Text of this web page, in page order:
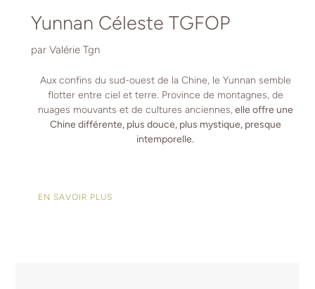
Yunnan Céleste TGFOP
par Valérie Tgn
Aux confins du sud-ouest de la Chine, le Yunnan semble
flotter entre ciel et terre. Province de montagnes, de
nuages mouvants et de cultures anciennes, elle offre une
Chine différente, plus douce, plus mystique, presque
intemporelle.
EN SAVOIR PLUS